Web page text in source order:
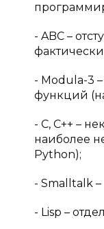
- ABC –
- Modula-3
функций
- С, C++ –
наиболее
Python);
- Smalltalk
- Lisp –